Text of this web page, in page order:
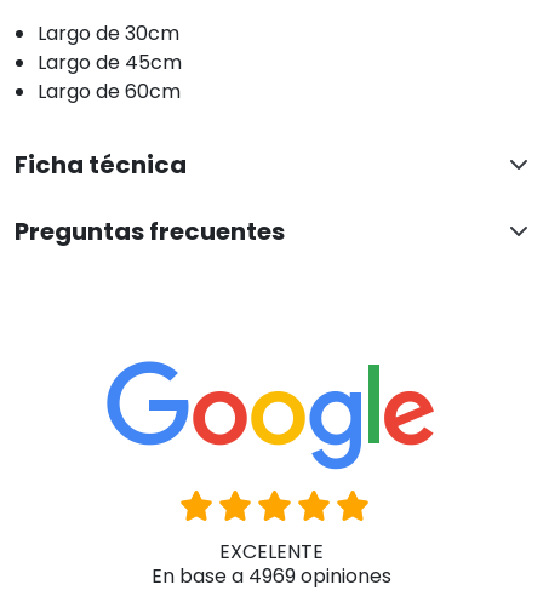
Largo de 30cm
Largo de 45cm
Largo de 60cm
Ficha técnica
Preguntas frecuentes
EXCELENTE
En base a 4969 opiniones